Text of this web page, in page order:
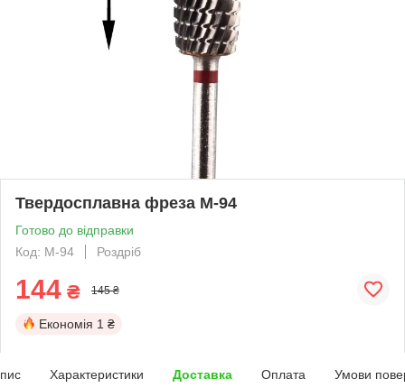
Твердосплавна фреза M-94
Готово до відправки
Код: M-94
Роздріб
144 ₴ 145 ₴
Економія 1 ₴
Характеристики Доставка Оплата Умови